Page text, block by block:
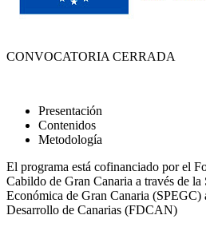
CONVOCATORIA CERRADA
Presentación
Contenidos
Metodología
El programa está cofinanciado por el
Cabildo de Gran Canaria a través de
Económica de Gran Canaria (SPEGC)
Desarrollo de Canarias (FDCAN)